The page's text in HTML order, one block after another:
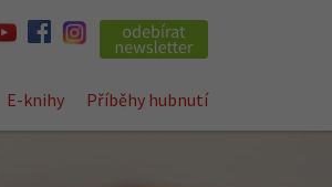
E-knihy Příběhy hubnutí